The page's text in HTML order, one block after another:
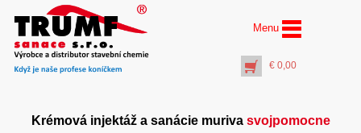
Menu
€ 0,00
Krémová injektáž a sanácie muriva svojpomocne